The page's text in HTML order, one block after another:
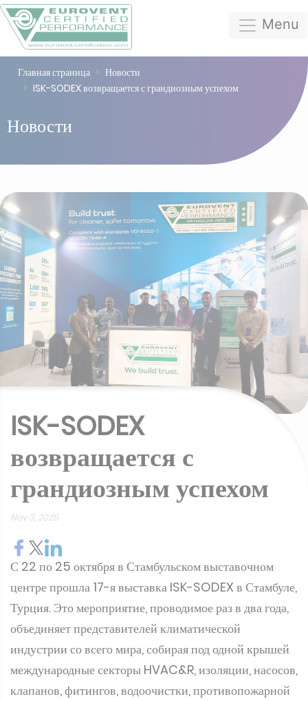
Menu
Главная страница
Новости
ISK-SODEX возвращается с грандиозным успехом
Новости
ISK-SODEX
возвращается с
грандиозным успехом
Nov 3, 2025
С 22 по 25 октября в Стамбульском выставочном
центре прошла 17-я выставка ISK-SODEX в Стамбуле,
Турция. Это мероприятие, проводимое раз в два года,
объединяет представителей климатической
индустрии со всего мира, собирая под одной крышей
международные секторы HVAC&R, изоляции, насосов,
клапанов, фитингов, водоочистки, противопожарной